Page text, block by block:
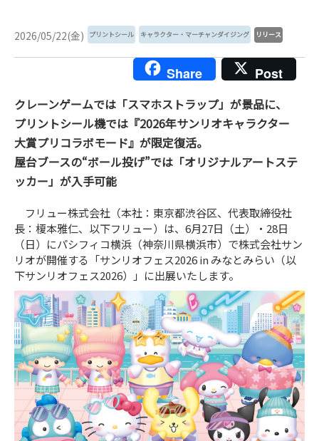
2026/05/22(金) プリントシール キャラクター・マーチャンダイジング リリース
Share Post
クレーンゲームでは「スマホストラップ」が景品に、
プリントシール機では『2026年サンリオキャラクター
大賞プリコラボモード』が限定復活。
屋台ブースの“ボール投げ”では「オリジナルアートステ
ッカー」が入手可能
フリュー株式会社（本社：東京都渋谷区、代表取締役社
長：榎本雅仁、以下フリュー）は、6月27日（土）・28日
（日）にパシフィコ横浜（神奈川県横浜市）で株式会社サン
リオが開催する「サンリオフェス2026 in みなとみらい（以
下サンリオフェス2026）」に出展いたします。